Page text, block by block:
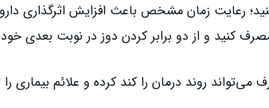
رعایت زمان مشخص باعث افزایش اثرگذاری
کنید و از دو برابر کردن دوز در نوبت بعدی
روند درمان را کند کرده و علائم بیماری